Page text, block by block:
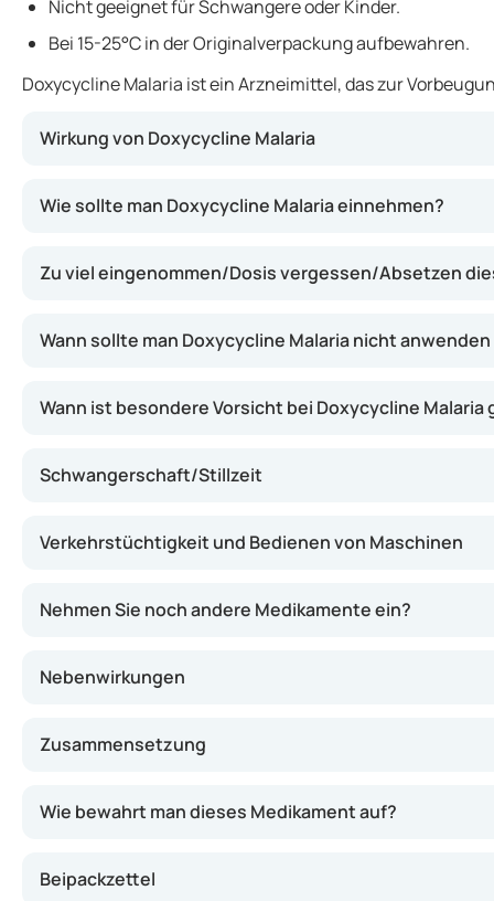
Nicht geeignet für Schwangere oder Kinder.
Bei 15-25°C in der Originalverpackung aufbewahren.
Doxycycline Malaria ist ein Arzneimittel, das zur
Wirkung von Doxycycline Malaria
Wie sollte man Doxycycline Malaria einnehmen?
Zu viel eingenommen/Dosis vergessen/Absetzen
Wann sollte man Doxycycline Malaria nicht anwenden
Wann ist besondere Vorsicht bei Doxycycline Malaria
Schwangerschaft/Stillzeit
Verkehrstüchtigkeit und Bedienen von Maschinen
Nehmen Sie noch andere Medikamente ein?
Nebenwirkungen
Zusammensetzung
Wie bewahrt man dieses Medikament auf?
Beipackzettel